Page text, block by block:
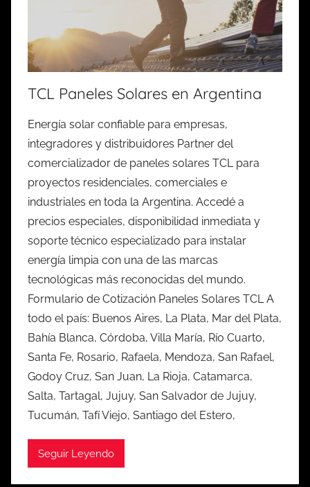
TCL Paneles Solares en Argentina
Energía solar confiable para empresas,
integradores y distribuidores Partner del
comercializador de paneles solares TCL para
proyectos residenciales, comerciales e
industriales en toda la Argentina. Accedé a
precios especiales, disponibilidad inmediata y
soporte técnico especializado para instalar
energía limpia con una de las marcas
tecnológicas más reconocidas del mundo.
Formulario de Cotización Paneles Solares TCL A
todo el país: Buenos Aires, La Plata, Mar del Plata,
Bahía Blanca, Córdoba, Villa María, Río Cuarto,
Santa Fe, Rosario, Rafaela, Mendoza, San Rafael,
Godoy Cruz, San Juan, La Rioja, Catamarca,
Salta, Tartagal, Jujuy, San Salvador de Jujuy,
Tucumán, Tafí Viejo, Santiago del Estero,
Seguir Leyendo